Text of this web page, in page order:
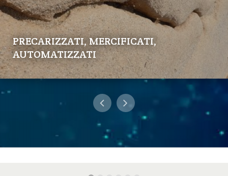
PRECARIZZATI, MERCIFICATI,
AUTOMATIZZATI